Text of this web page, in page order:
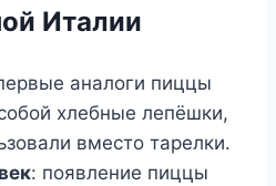
Италии
аналоги пиццы
хлебные лепёшки,
вместо тарелки.
: появление пиццы